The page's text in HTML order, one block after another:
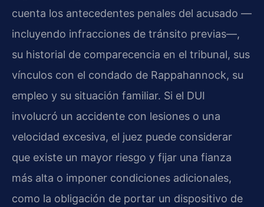
cuenta los antecedentes penales del acusado —
incluyendo infracciones de tránsito previas—,
su historial de comparecencia en el tribunal, sus
vínculos con el condado de Rappahannock, su
empleo y su situación familiar. Si el DUI
involucró un accidente con lesiones o una
velocidad excesiva, el juez puede considerar
que existe un mayor riesgo y fijar una fianza
más alta o imponer condiciones adicionales,
como la obligación de portar un dispositivo de